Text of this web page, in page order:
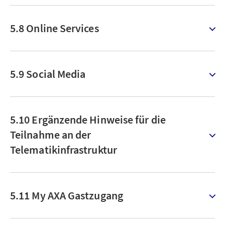
5.8 Online Services
5.9 Social Media
5.10 Ergänzende Hinweise für die
Teilnahme an der
Telematikinfrastruktur
5.11 My AXA Gastzugang